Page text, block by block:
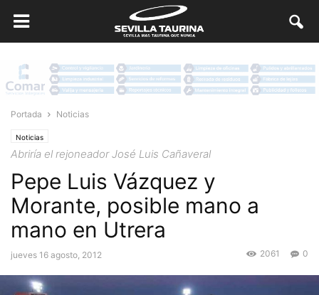
Portada Noticias
Noticias
Abriría el rejoneador José Luis Cañaveral
Pepe Luis Vázquez y
Morante, posible mano a
mano en Utrera
jueves 16 agosto, 2012 0
2061